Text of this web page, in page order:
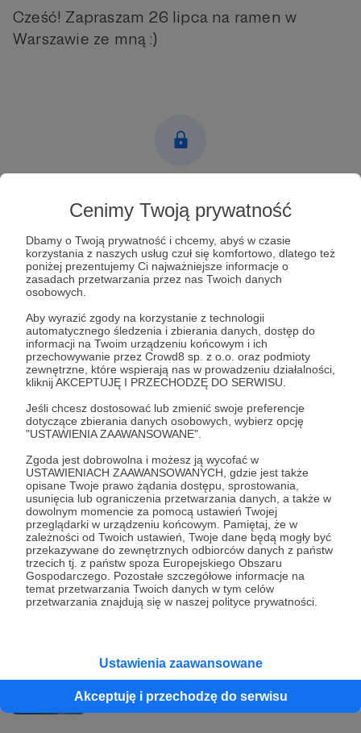
Cenimy Twoją prywatność
Dbamy o Twoją prywatność i chcemy, abyś w czasie
korzystania z naszych usług czuł się komfortowo, dlatego też
poniżej prezentujemy Ci najważniejsze informacje o
zasadach przetwarzania przez nas Twoich danych
osobowych.
Aby wyrazić zgody na korzystanie z technologii
automatycznego śledzenia i zbierania danych, dostęp do
informacji na Twoim urządzeniu końcowym i ich
przechowywanie przez Crowd8 sp. z o.o. oraz podmioty
zewnętrzne, które wspierają nas w prowadzeniu działalności,
kliknij AKCEPTUJĘ I PRZECHODZĘ DO SERWISU.
Jeśli chcesz dostosować lub zmienić swoje preferencje
dotyczące zbierania danych osobowych, wybierz opcję
"USTAWIENIA ZAAWANSOWANE".
Zgoda jest dobrowolna i możesz ją wycofać w
USTAWIENIACH ZAAWANSOWANYCH, gdzie jest także
opisane Twoje prawo żądania dostępu, sprostowania,
usunięcia lub ograniczenia przetwarzania danych, a także w
dowolnym momencie za pomocą ustawień Twojej
przeglądarki w urządzeniu końcowym. Pamiętaj, że w
zależności od Twoich ustawień, Twoje dane będą mogły być
przekazywane do zewnętrznych odbiorców danych z państw
trzecich tj. z państw spoza Europejskiego Obszaru
Gospodarczego. Pozostałe szczegółowe informacje na
temat przetwarzania Twoich danych w tym celów
przetwarzania znajdują się w naszej polityce prywatności.
Ustawienia zaawansowane
Akceptuję i przechodzę do serwisu
Cześć! Zapraszam 26 lipca na ramen w
Warszawie ze mną :)
Aby zobaczyć ten materiał musisz być zalogowany
Zostań Patronem
japonia
Udostępnij
Aiko & Emil Truszkowski
Zobacz profil autora
Plany na 2025 i falstart w tym roku